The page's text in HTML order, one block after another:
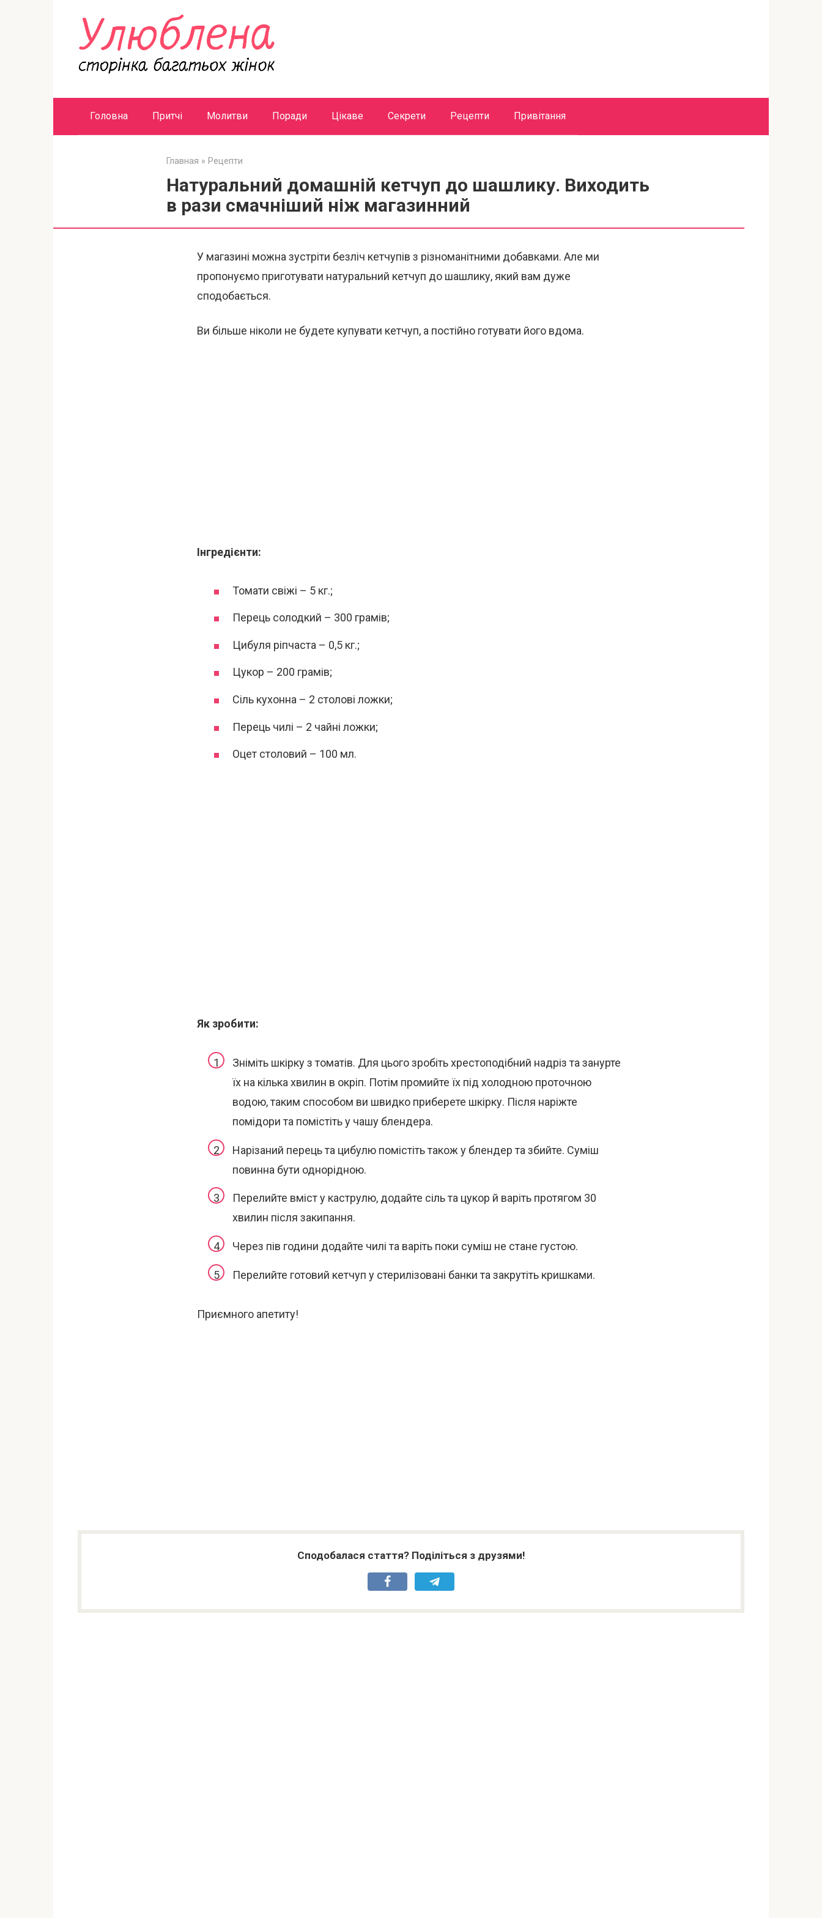
Головна Притчі Молитви Поради Цікаве Секрети Рецепти Привітання
Главная » Рецепти
Натуральний домашній кетчуп до шашлику. Виходить
в рази смачніший ніж магазинний
У магазині можна зустріти безліч кетчупів з різноманітними добавками. Але ми
пропонуємо приготувати натуральний кетчуп до шашлику, який вам дуже
сподобається.
Ви більше ніколи не будете купувати кетчуп, а постійно готувати його вдома.
Інгредієнти:
Томати свіжі – 5 кг.;
Перець солодкий – 300 грамів;
Цибуля ріпчаста – 0,5 кг.;
Цукор – 200 грамів;
Сіль кухонна – 2 столові ложки;
Перець чилі – 2 чайні ложки;
Оцет столовий – 100 мл.
Як зробити:
Зніміть шкірку з томатів. Для цього зробіть хрестоподібний надріз та занурте
їх на кілька хвилин в окріп. Потім промийте їх під холодною проточною
водою, таким способом ви швидко приберете шкірку. Після наріжте
помідори та помістіть у чашу блендера.
Нарізаний перець та цибулю помістіть також у блендер та збийте. Суміш
повинна бути однорідною.
Перелийте вміст у каструлю, додайте сіль та цукор й варіть протягом 30
хвилин після закипання.
Через пів години додайте чилі та варіть поки суміш не стане густою.
Перелийте готовий кетчуп у стерилізовані банки та закрутіть кришками.
Приємного апетиту!
Сподобалася стаття? Поділіться з друзями!